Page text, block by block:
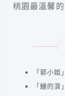
桃園最溫馨
「 郭小姐
「 鰱的濟